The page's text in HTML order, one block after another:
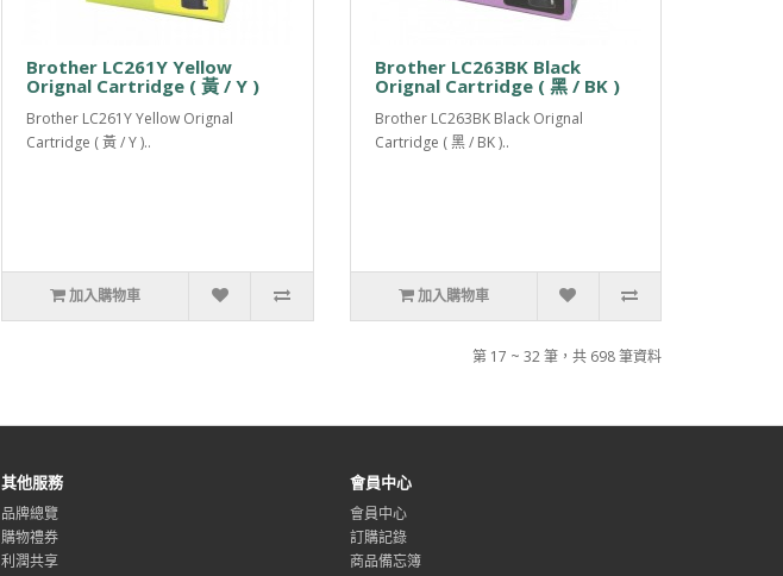
Brother LC261Y Yellow
Orignal Cartridge ( 黃 / Y )
Brother LC261Y Yellow Orignal
Cartridge ( 黃 / Y )..
加入購物車
Brother LC263BK Black
Orignal Cartridge ( 黑 / BK )
Brother LC263BK Black Orignal
Cartridge ( 黑 / BK )..
加入購物車
第 17 ~ 32 筆，共 698 筆資料
其他服務
品牌總覽
購物禮券
利潤共享
會員中心
會員中心
訂購記錄
商品備忘簿